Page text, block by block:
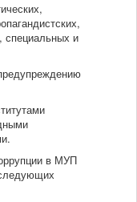
специальных и
в МУП